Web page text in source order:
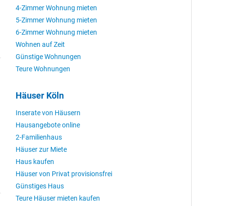
4-Zimmer Wohnung mieten
5-Zimmer Wohnung mieten
6-Zimmer Wohnung mieten
Wohnen auf Zeit
Günstige Wohnungen
Teure Wohnungen
Häuser Köln
Inserate von Häusern
Hausangebote online
2-Familienhaus
Häuser zur Miete
Haus kaufen
Häuser von Privat provisionsfrei
Günstiges Haus
Teure Häuser mieten kaufen